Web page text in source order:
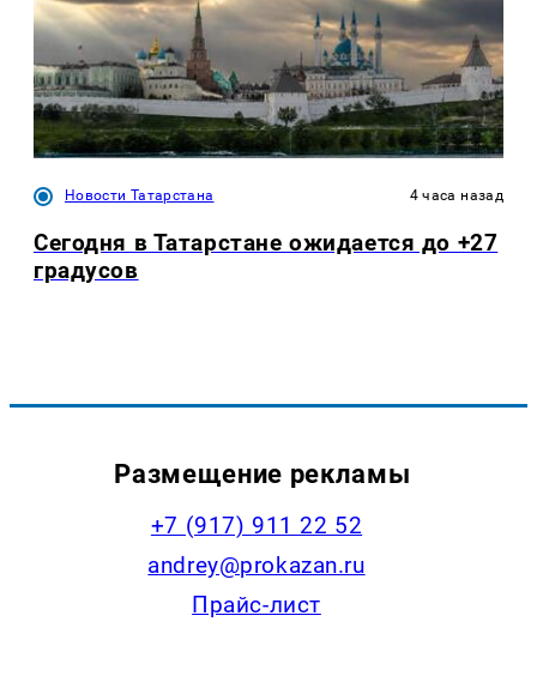
Новости Татарстана 4 часа назад
Сегодня в Татарстане ожидается до +27
градусов
Размещение рекламы
+7 (917) 911 22 52
andrey@prokazan.ru
Прайс-лист